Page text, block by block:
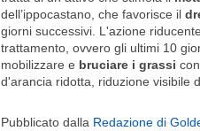
dell’ippocastano, che favorisce il
giorni successivi. L'azione
trattamento, ovvero gli ultimi 10
mobilizzare e bruciare i grassi
d'arancia ridotta, riduzione visibile
Pubblicato dalla Redazione di